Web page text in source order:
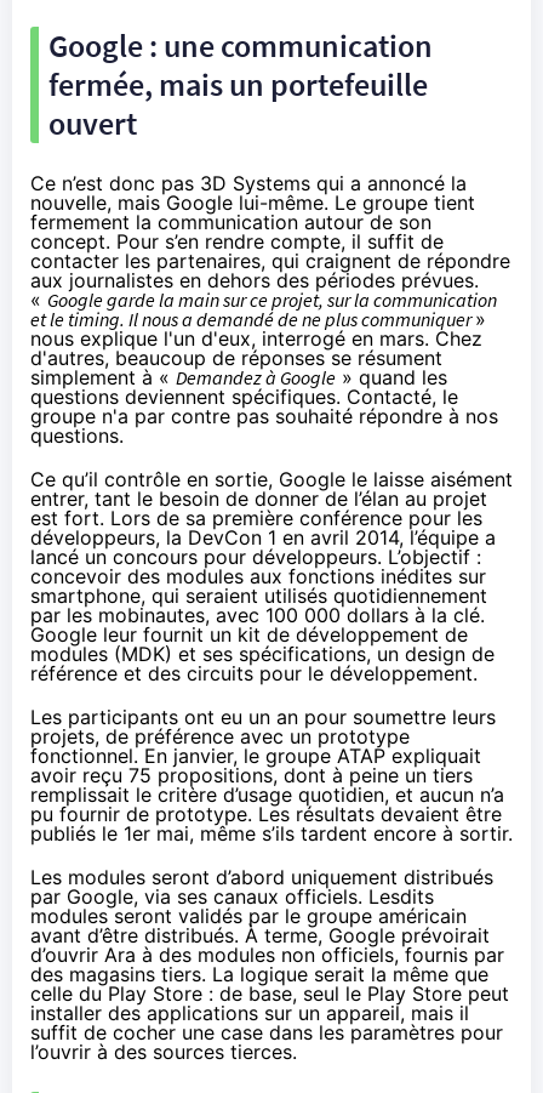
Google : une communication
fermée, mais un portefeuille
ouvert
Ce n’est donc pas 3D Systems qui a annoncé la
nouvelle, mais Google lui-même. Le groupe tient
fermement la communication autour de son
concept. Pour s’en rendre compte, il suffit de
contacter les partenaires, qui craignent de répondre
aux journalistes en dehors des périodes prévues.
« Google garde la main sur ce projet, sur la communication
et le timing. Il nous a demandé de ne plus communiquer»
nous explique l'un d'eux, interrogé en mars. Chez
d'autres, beaucoup de réponses se résument
simplement à « Demandez à Google » quand les
questions deviennent spécifiques. Contacté, le
groupe n'a par contre pas souhaité répondre à nos
questions.
Ce qu’il contrôle en sortie, Google le laisse aisément
entrer, tant le besoin de donner de l’élan au projet
est fort. Lors de sa première conférence pour les
développeurs, la DevCon 1 en avril 2014, l’équipe a
lancé un concours pour développeurs. L’objectif :
concevoir des modules aux fonctions inédites sur
smartphone, qui seraient utilisés quotidiennement
par les mobinautes, avec 100 000 dollars à la clé.
Google leur fournit un kit de développement de
modules (MDK) et ses spécifications, un design de
référence et des circuits pour le développement.
Les participants ont eu un an pour soumettre leurs
projets, de préférence avec un prototype
fonctionnel. En janvier, le groupe ATAP expliquait
avoir reçu 75 propositions, dont à peine un tiers
remplissait le critère d’usage quotidien, et aucun n’a
pu fournir de prototype. Les résultats devaient être
publiés le 1er mai, même s’ils tardent encore à sortir.
Les modules seront d’abord uniquement distribués
par Google, via ses canaux officiels. Lesdits
modules seront validés par le groupe américain
avant d’être distribués. À terme, Google prévoirait
d’ouvrir Ara à des modules non officiels, fournis par
des magasins tiers. La logique serait la même que
celle du Play Store : de base, seul le Play Store peut
installer des applications sur un appareil, mais il
suffit de cocher une case dans les paramètres pour
l’ouvrir à des sources tierces.